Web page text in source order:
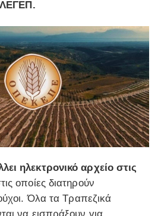
ηλεκτρονικό αρχείο στις
οποίες διατηρούν
Όλα τα Τραπεζικά
να εισπράξουν για